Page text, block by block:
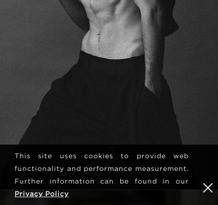
This site uses cookies to provide web
functionality and performance measurement.
Further information can be found in our
Privacy Policy